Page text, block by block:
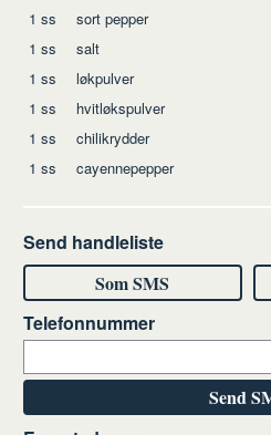
1 ss
sort pepper
1 ss
salt
1 ss
løkpulver
1 ss
hvitløkspulver
1 ss
chilikrydder
1 ss cayennepepper
Send handleliste
Som SMS
Telefonnummer
Send